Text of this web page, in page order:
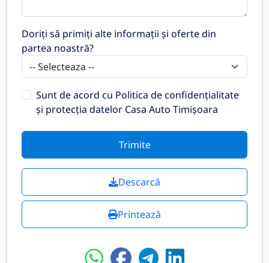
Doriți să primiți alte informații și oferte din
partea noastră?
Sunt de acord cu Politica de confidențialitate
și protecția datelor Casa Auto Timișoara
Trimite
Descarcă
Printează